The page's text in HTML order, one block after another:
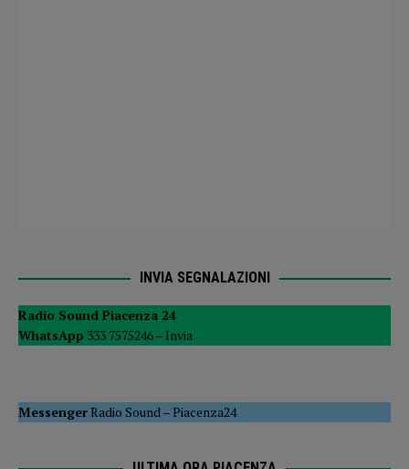
INVIA SEGNALAZIONI
Radio Sound Piacenza 24
WhatsApp 333 7575246 – Invia
MessengerRadio Sound–Piacenza24